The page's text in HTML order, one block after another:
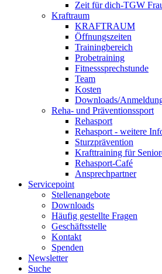
Zeit für dich-TGW
Kraftraum
KRAFTRAUM
Öffnungszeiten
Trainingbereich
Probetraining
Fitnesssprechstunde
Team
Kosten
Downloads/
Reha- und Präventionssport
Rehasport
Rehasport - weitere
Sturzprävention
Krafttraining für
Rehasport-Café
Ansprechpartner
Servicepoint
Stellenangebote
Downloads
Häufig gestellte Fragen
Geschäftsstelle
Kontakt
Spenden
Newsletter
Suche